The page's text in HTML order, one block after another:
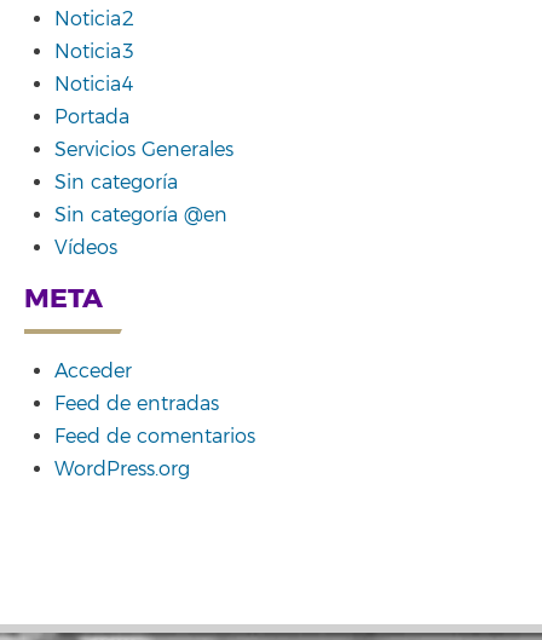
Noticia2
Noticia3
Noticia4
Portada
Servicios Generales
Sin categoría
Sin categoría @en
Vídeos
META
Acceder
Feed de entradas
Feed de comentarios
WordPress.org